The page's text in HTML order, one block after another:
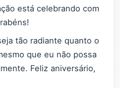
está celebrando com
tão radiante quanto o
que eu não possa
Feliz aniversário,